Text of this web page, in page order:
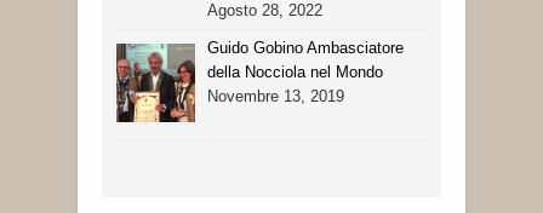
Agosto 28, 2022
Guido Gobino Ambasciatore
della Nocciola nel Mondo
Novembre 13, 2019